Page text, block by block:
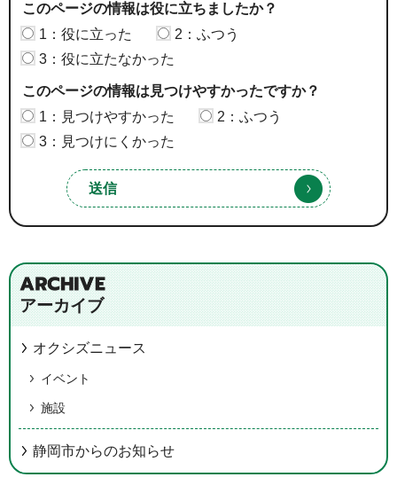
このページの情報は役に立ちましたか？
1：役に立った
2：ふつう
3：役に立たなかった
このページの情報は見つけやすかったですか？
1：見つけやすかった
2：ふつう
3：見つけにくかった
アーカイブ
オクシズニュース
イベント
施設
静岡市からのお知らせ